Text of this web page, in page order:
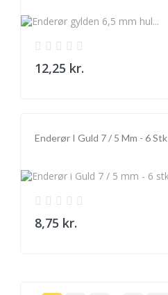
12,25 kr.
Enderør I Guld 7 / 5 Mm - 6 Stk
8,75 kr.